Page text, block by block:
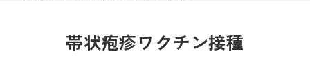
帯状疱疹ワクチン接種